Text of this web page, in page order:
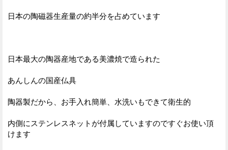
日本の陶磁器生産量の約半分を占めています
日本最大の陶器産地である美濃焼で造られた
あんしんの国産仏具
陶器製だから、お手入れ簡単、水洗いもできて衛生的
内側にステンレスネットが付属していますのですぐお使い頂
けます